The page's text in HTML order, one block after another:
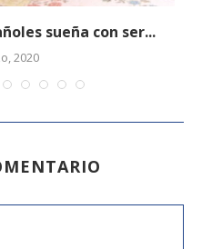
sueña con ser...
2020